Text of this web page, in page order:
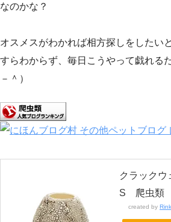
なのかな？
オスメスがわかれば相方探しをしたい
すらわからず、毎日こうやって戯れる
－＾）
クラック
S 爬虫類
created by